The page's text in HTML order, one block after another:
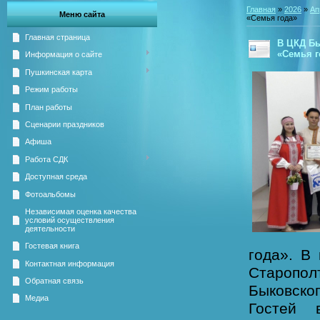
Меню сайта
Главная страница
Информация о сайте
Пушкинская карта
Режим работы
План работы
Сценарии праздников
Афиша
Работа СДК
Доступная среда
Фотоальбомы
Независимая оценка качества
условий осуществления
деятельности
Гостевая книга
Контактная информация
Обратная связь
Медиа
Главная » 2026 »
«Семья года»
В ЦКД
«Семья
года». В
Гостей